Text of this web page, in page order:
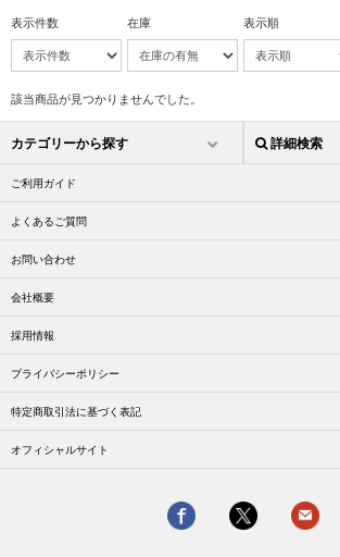
表示件数 在庫 表示順
該当商品が見つかりませんでした。
カテゴリーから探す 詳細検索
ご利用ガイド
よくあるご質問
お問い合わせ
会社概要
採用情報
プライバシーポリシー
特定商取引法に基づく表記
オフィシャルサイト